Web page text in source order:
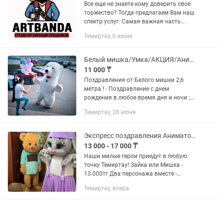
Все еще не знаете кому доверить свое
торжество? Тогда предлагаем Вам наш
спектр услуг: Самая важная часть
конечно же проведение! •У нас
Темиртау, 6 июня
Белый мишка/Умка/АКЦИЯ/Аниматор
11 000 ₸
Поздравления от Белого мишки 2,6
метра ! - Поздравление с днем
рождения в любое время дня и ночи ;) -
Наш Мишка : вручит
Темиртау, 28 июня
Экспресс поздравления Аниматоры
13 000 - 17 000 ₸
Наши милые герои приедут в любую
точку Темиртау! Зайка или Мишка -
13.000тг Два персонажа вместе -
под музыку •Вручение вашего подарка
Темиртау, вчера